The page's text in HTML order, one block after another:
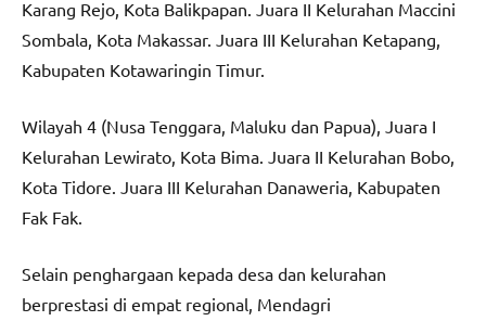
Karang Rejo, Kota Balikpapan. Juara II Kelurahan Maccini
Sombala, Kota Makassar. Juara III Kelurahan Ketapang,
Kabupaten Kotawaringin Timur.
Wilayah 4 (Nusa Tenggara, Maluku dan Papua), Juara I
Kelurahan Lewirato, Kota Bima. Juara II Kelurahan Bobo,
Kota Tidore. Juara III Kelurahan Danaweria, Kabupaten
Fak Fak.
Selain penghargaan kepada desa dan kelurahan
berprestasi di empat regional, Mendagri